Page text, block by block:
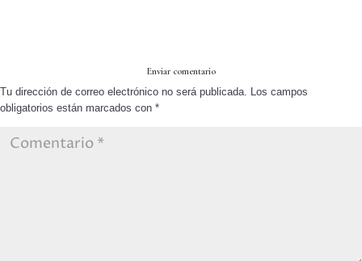
Enviar comentario
Tu dirección de correo electrónico no será publicada.
Los campos
obligatorios están marcados con *